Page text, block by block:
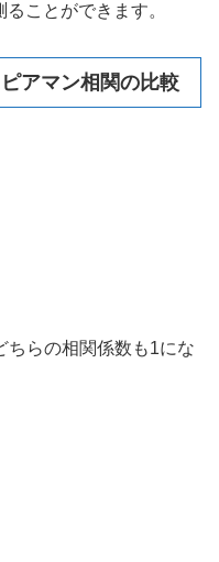
ことができます。
アマン相関の比較
らの相関係数も1にな